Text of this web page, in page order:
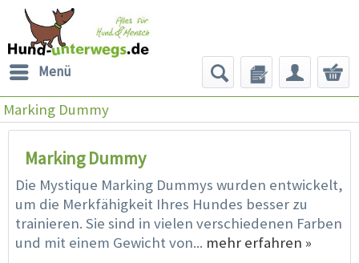
Menü
Marking Dummy
Marking Dummy
Die Mystique Marking Dummys wurden entwickelt,
um die Merkfähigkeit Ihres Hundes besser zu
trainieren. Sie sind in vielen verschiedenen Farben
und mit einem Gewicht von... mehr erfahren »